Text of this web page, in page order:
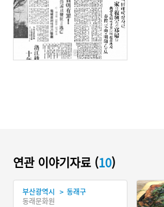
사진출처: 동아일보
연관 이야기자료 (10)
부산광역시 > 동래구
동래문화원